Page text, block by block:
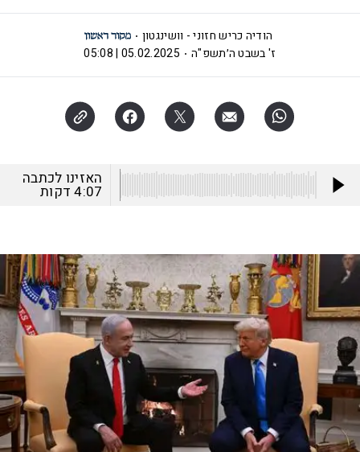
הודיה כריש חזוני - וושינגטון
ז' בשבט ה׳תשפ"ה
05.02.2025 | 05:08
האזינו לכתבה
4:07דקות